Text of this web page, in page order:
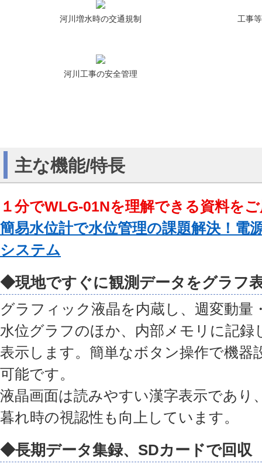
河川増水時の交通規制 工事
河川工事の安全管理
主な機能/特長
１分でWLG-01Nを理解できる資料を
簡易水位計で水位管理の課題解決！電
システム
◆現地ですぐに観測データをグラフ
グラフィック液晶を内蔵し、週変動量
水位グラフのほか、内部メモリに記録
表示します。簡単なボタン操作で機器
可能です。
液晶画面は読みやすい漢字表示であり
暮れ時の視認性も向上しています。
◆長期データ集録、SDカードで回収